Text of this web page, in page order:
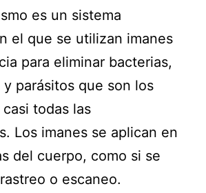
es un sistema
el que se utilizan imanes
para eliminar bacterias,
parásitos que son los
todas las
Los imanes se aplican en
del cuerpo, como si se
o escaneo.